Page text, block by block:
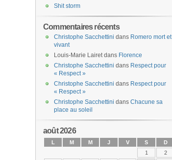
Shit storm
Commentaires récents
Christophe Sacchettini dans Romero mort et
vivant
Louis-Marie Lairetdans Florence
Christophe Sacchettini dans Respect pour
« Respect »
Christophe Sacchettini dans Respect pour
« Respect »
Christophe Sacchettini dans Chacune sa
place au soleil
août 2026
L M M J V S D
1
2